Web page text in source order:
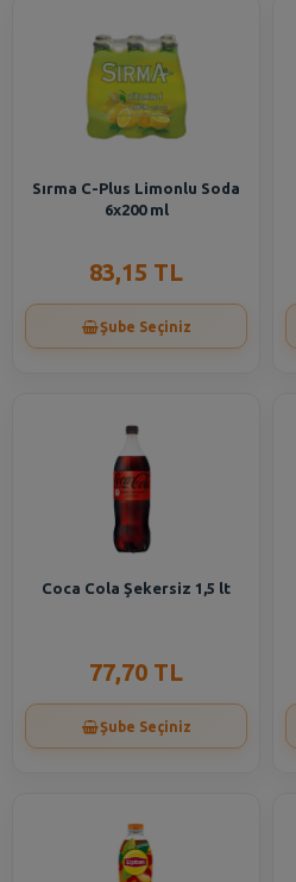
Sırma C-Plus Limonlu Soda
6x200 ml
83,15 TL
Şube Seçiniz
Coca Cola Şekersiz 1,5 lt
77,70 TL
Şube Seçiniz